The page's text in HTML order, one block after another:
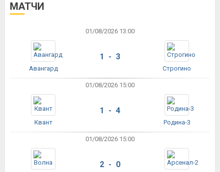
МАТЧИ
01/08/2026 13:00
Авангард
1 - 3
Строгино
01/08/2026 15:00
Квант
1 - 4
Родина-3
01/08/2026 15:00
2 - 0